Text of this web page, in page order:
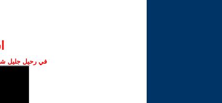
في رحيل جليل